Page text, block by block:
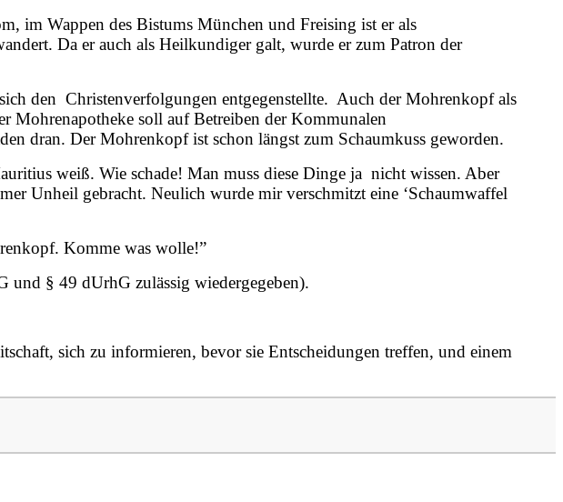
im Wappen des Bistums München und Freising ist er als
Da er auch als Heilkundiger galt, wurde er zum Patron der
den Christenverfolgungen entgegenstellte. Auch der Mohrenkopf als
Mohrenapotheke soll auf Betreiben der Kommunalen
dran. Der Mohrenkopf ist schon längst zum Schaumkuss geworden.
weiß. Wie schade! Man muss diese Dinge ja nicht wissen. Aber
Unheil gebracht. Neulich wurde mir verschmitzt eine ‘Schaumwaffel
Komme was wolle!”
und § 49 dUrhG zulässig wiedergegeben).
sich zu informieren, bevor sie Entscheidungen treffen, und einem